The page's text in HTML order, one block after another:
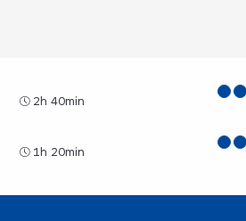
2h 40min
1h 20min